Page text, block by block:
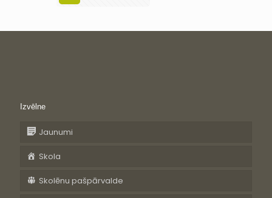
Izvēlne
Jaunumi
Skola
Skolēnu pašpārvalde